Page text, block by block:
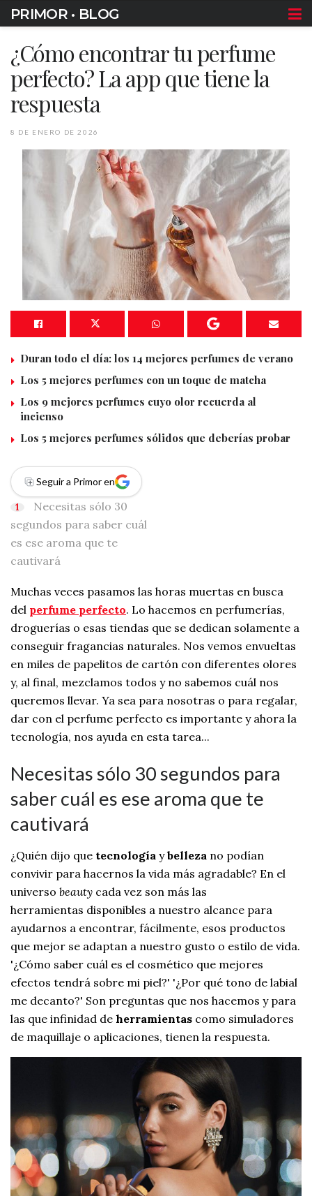
PRIMOR • BLOG
¿Cómo encontrar tu perfume
perfecto? La app que tiene la
respuesta
8 DE ENERO DE 2026
Duran todo el día: los 14 mejores perfumes de verano
Los 5 mejores perfumes con un toque de matcha
Los 9 mejores perfumes cuyo olor recuerda al
incienso
Los 5 mejores perfumes sólidos que deberías probar
Seguir a Primor en
Necesitas sólo 30
segundos para saber cuál
es ese aroma que te
cautivará
Muchas veces pasamos las horas muertas en busca
del perfume perfecto. Lo hacemos en perfumerías,
droguerías o esas tiendas que se dedican solamente a
conseguir fragancias naturales. Nos vemos envueltas
en miles de papelitos de cartón con diferentes olores
y, al final, mezclamos todos y no sabemos cuál nos
queremos llevar. Ya sea para nosotras o para regalar,
dar con el perfume perfecto es importante y ahora la
tecnología, nos ayuda en esta tarea...
Necesitas sólo 30 segundos para
saber cuál es ese aroma que te
cautivará
¿Quién dijo que tecnología ybelleza no podían
convivir para hacernos la vida más agradable? En el
universo beauty cada vez son más las
herramientas disponibles a nuestro alcance para
ayudarnos a encontrar, fácilmente, esos productos
que mejor se adaptan a nuestro gusto o estilo de vida.
'¿Cómo saber cuál es el cosmético que mejores
efectos tendrá sobre mi piel?' '¿Por qué tono de labial
me decanto?' Son preguntas que nos hacemos y para
las que infinidad de herramientas como simuladores
de maquillaje o aplicaciones, tienen la respuesta.